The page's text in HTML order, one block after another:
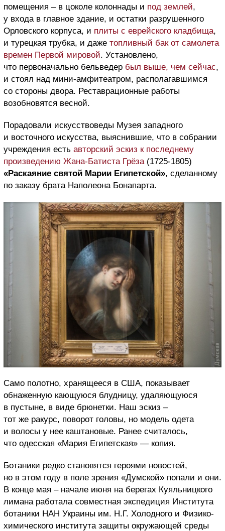
помещения – в цоколе колоннады и под землей,
у входа в главное здание, и остатки разрушенного
Орловского корпуса, и плиты с еврейского кладбища,
и турецкая трубка, и даже топливный бак от самолета
времен Первой мировой. Установлено,
что первоначально бельведер был выше, чем сейчас,
и стоял над мини-амфитеатром, располагавшимся
со стороны двора. Реставрационные работы
возобновятся весной.
Порадовали искусствоведы Музея западного
и восточного искусства, выяснившие, что в собрании
учреждения есть авторский эскиз к последнему
произведению Жана-Батиста Грёза(1725-1805)
«Раскаяние святой Марии Египетской», сделанному
по заказу брата Наполеона Бонапарта.
Само полотно, хранящееся в США, показывает
обнаженную кающуюся блудницу, удаляющуюся
в пустыне, в виде брюнетки. Наш эскиз –
тот же ракурс, поворот головы, но модель одета
и волосы у нее каштановые. Ранее считалось,
что одесская «Мария Египетская» — копия.
Ботаники редко становятся героями новостей,
но в этом году в поле зрения «Думской» попали и они.
В конце мая – начале июня на берегах Куяльницкого
лимана работала совместная экспедиция Института
ботаники НАН Украины им. Н.Г. Холодного и Физико-
химического института защиты окружающей среды